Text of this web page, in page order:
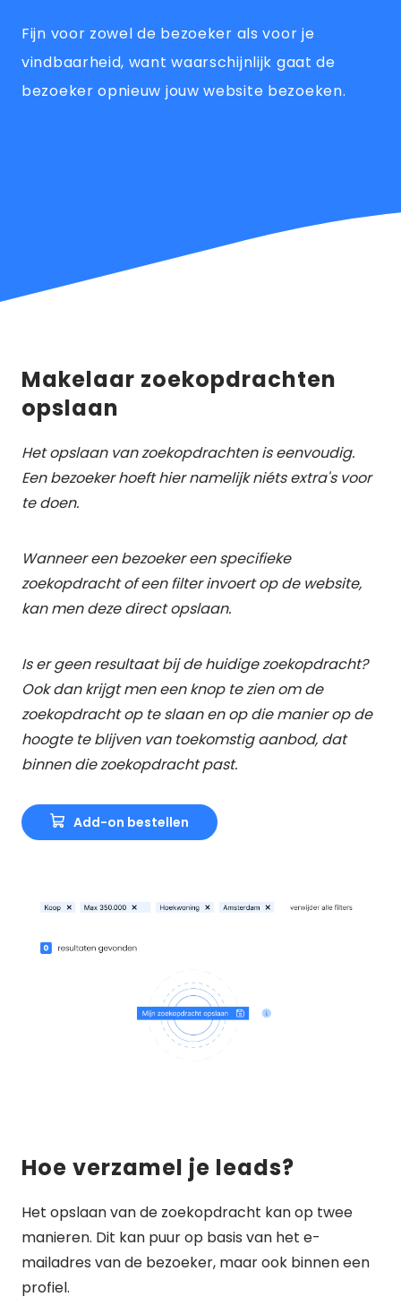
Fijn voor zowel de bezoeker als voor je
vindbaarheid, want waarschijnlijk gaat de
bezoeker opnieuw jouw website bezoeken.
Makelaar zoekopdrachten
opslaan
Het opslaan van zoekopdrachten is eenvoudig.
Een bezoeker hoeft hier namelijk niéts extra's voor
te doen.
Wanneer een bezoeker een specifieke
zoekopdracht of een filter invoert op de website,
kan men deze direct opslaan.
Is er geen resultaat bij de huidige zoekopdracht?
Ook dan krijgt men een knop te zien om de
zoekopdracht op te slaan en op die manier op de
hoogte te blijven van toekomstig aanbod, dat
binnen die zoekopdracht past.
Add-on bestellen
Hoe verzamel je leads?
Het opslaan van de zoekopdracht kan op twee
manieren. Dit kan puur op basis van het e-
mailadres van de bezoeker, maar ook binnen een
profiel.